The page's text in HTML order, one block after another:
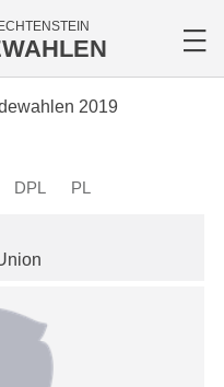
2019
DPL PL